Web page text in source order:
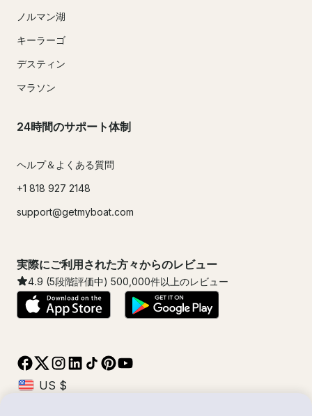
ノルマン湖
キーラーゴ
デスティン
マラソン
24時間のサポート体制
ヘルプ＆よくある質問
+1 818 927 2148
support@getmyboat.com
実際にご利用された方々からのレビュー
4.9 (5段階評価中) 500,000件以上のレビュー